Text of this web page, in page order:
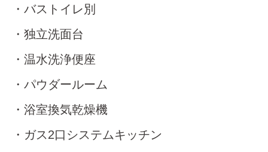
・バストイレ別
・独立洗面台
・温水洗浄便座
・パウダールーム
・浴室換気乾燥機
・ガス2口システムキッチン